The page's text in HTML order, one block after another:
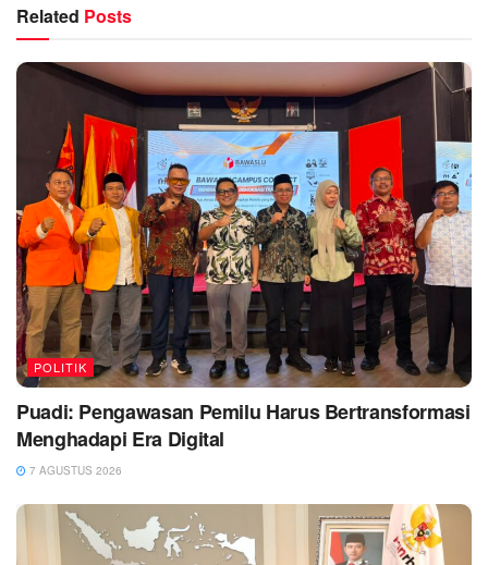
Related Posts
POLITIK
Puadi: Pengawasan Pemilu Harus Bertransformasi
Menghadapi Era Digital
7 AGUSTUS 2026